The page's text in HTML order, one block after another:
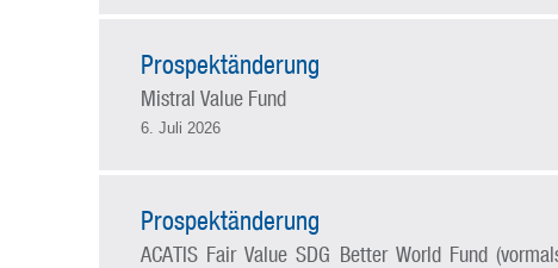
Prospektänderung
Mistral Value Fund
6. Juli 2026
Prospektänderung
ACATIS Fair Value SDG Better World Fund